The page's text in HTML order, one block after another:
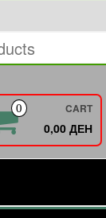
0 CART
0,00 ДЕН